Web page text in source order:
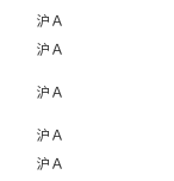
沪Ａ
沪Ａ
沪Ａ
沪Ａ
沪Ａ